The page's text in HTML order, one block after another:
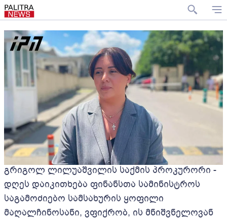
გრიგოლ ლილუაშვილის საქმის პროკურორი -
დღეს დაიკითხება ფინანსთა სამინისტროს
საგამოძიებო სამსახურის ყოფილი
მაღალჩინოსანი, ვფიქრობ, ის მნიშვნელოვან